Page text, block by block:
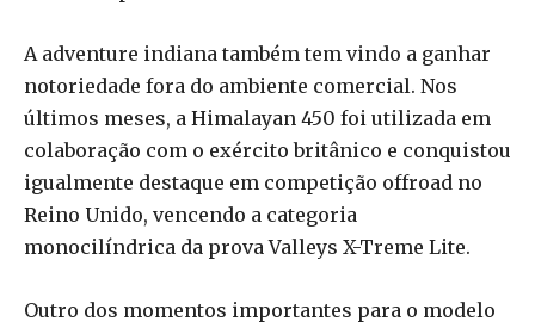
A adventure indiana também tem vindo a ganhar
notoriedade fora do ambiente comercial. Nos
últimos meses, a Himalayan 450 foi utilizada em
colaboração com o exército britânico e conquistou
igualmente destaque em competição offroad no
Reino Unido, vencendo a categoria
monocilíndrica da prova Valleys X-Treme Lite.
Outro dos momentos importantes para o modelo